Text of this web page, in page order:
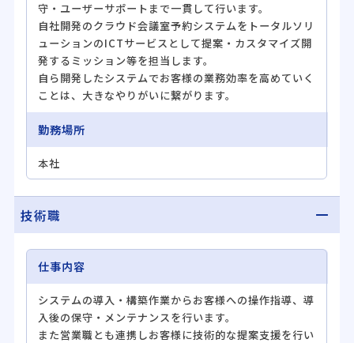
守・ユーザーサポートまで一貫して行います。
自社開発のクラウド会議室予約システムをトータルソリ
ューションのICTサービスとして提案・カスタマイズ開
発するミッション等を担当します。
自ら開発したシステムでお客様の業務効率を高めていく
ことは、大きなやりがいに繋がります。
勤務場所
本社
技術職
仕事内容
システムの導入・構築作業からお客様への操作指導、導
入後の保守・メンテナンスを行います。
また営業職とも連携しお客様に技術的な提案支援を行い